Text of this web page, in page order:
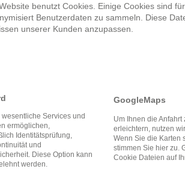
benutzt Cookies. Einige Cookies sind
Benutzerdaten zu sammeln. Diese
unserer Kunden anzupassen.
wesentliche Services und
ermöglichen,
Identitätsprüfung,
und
Diese Option kann
werden.
GoogleMaps
Um Ihnen die Anfahrt
erleichtern, nutzen
Wenn Sie die Karten
stimmen Sie hier zu.
Cookie Dateien auf